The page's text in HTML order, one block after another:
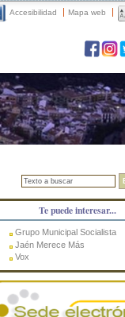
Accesibilidad Mapa web
Te puede interesar...
Grupo Municipal Socialista
Jaén Merece Más
Vox